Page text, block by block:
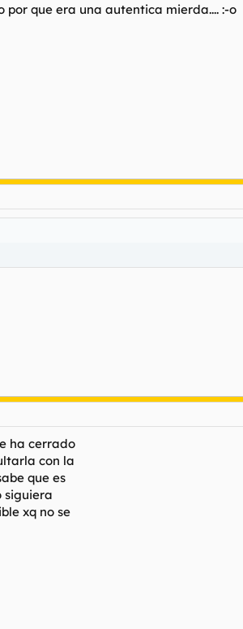
que era una autentica mierda.... :-o
ha cerrado
con la
que es
siguiera
xq no se